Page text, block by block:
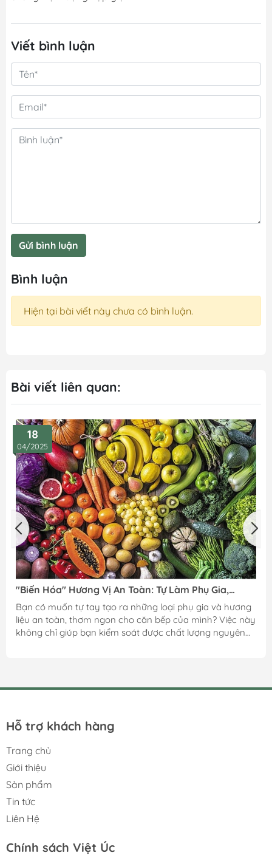
Viết bình luận
Gửi bình luận
Bình luận
Hiện tại bài viết này chưa có bình luận.
Bài viết liên quan:
18
04/2025
"Biến Hóa" Hương Vị An Toàn: Tự Làm Phụ Gia,
Hương Liệu Từ Nguyên Liệu Thiên Nhiên Tại Nhà
Bạn có muốn tự tay tạo ra những loại phụ gia và hương
liệu an toàn, thơm ngon cho căn bếp của mình? Việc này
không chỉ giúp bạn kiểm soát được chất lượng nguyên
Hỗ trợ khách hàng
Trang chủ
Giới thiệu
Sản phẩm
Tin tức
Liên Hệ
Chính sách Việt Úc